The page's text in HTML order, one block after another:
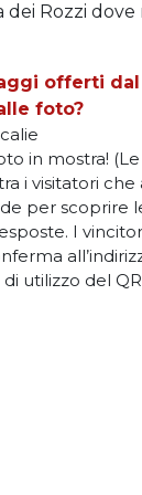
dei Rozzi
offerti dal
foto?
in mostra!
i visitatori che
per scoprire
I
utilizzo del